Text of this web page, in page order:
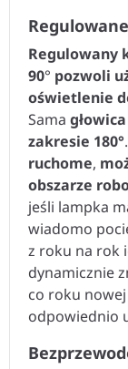
Regulowany
90° pozwoli
oświetlenie
Sama
zakresie 180°
ruchome,
obszarze
jeśli lampka
wiadomo
z roku na rok
dynamicznie
co roku
odpowiednio